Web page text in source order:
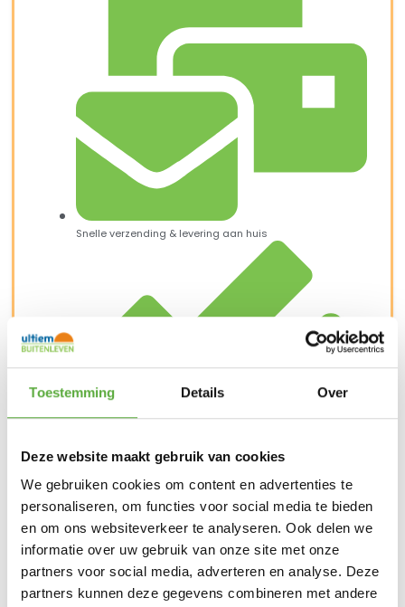
Toestemming Details Over
Deze website maakt gebruik van cookies
We gebruiken cookies om content en advertenties te
personaliseren, om functies voor social media te bieden
en om ons websiteverkeer te analyseren. Ook delen we
informatie over uw gebruik van onze site met onze
partners voor social media, adverteren en analyse. Deze
partners kunnen deze gegevens combineren met andere
Snelle verzending & levering aan huis
Kopersbescherming met Trusted Shops
Categorie
Productkleur brons metallic